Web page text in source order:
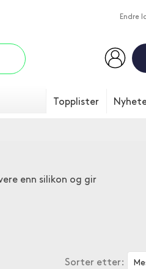
Endre
Topplister
enn silikon og gir
Sorter etter: